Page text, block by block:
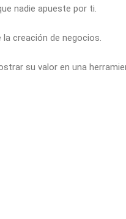
nadie apueste por ti.
creación de negocios.
su valor en una